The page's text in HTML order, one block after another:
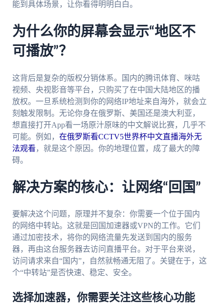
能到具体场景，让你看得明明白白。
为什么你的屏幕会显示“地区不
可播放”？
这背后是复杂的版权分销体系。国内的腾讯体育、咪咕
视频、央视影音等平台，只购买了在中国大陆地区的播
放权。一旦系统检测到你的网络IP地址来自海外，就会立
刻触发限制。无论你身在俄罗斯、美国还是澳大利亚，
想直接打开App看一场原汁原味的中文解说比赛，几乎不
可能。例如， 在俄罗斯看CCTV5世界杯中文直播海外无
法观看 ，就是这个原因。你的地理位置，成了最大的障
碍。
解决方案的核心：让网络“回国”
要解决这个问题，原理并不复杂：你需要一个位于国内
的网络中转站。这就是回国加速器或VPN的工作。它们
通过加密技术，将你的网络流量先发送到国内的服务
器，再由这台服务器去访问直播平台。对于平台来说，
访问请求来自“国内”，自然就畅通无阻了。关键在于，这
个“中转站”是否快速、稳定、安全。
选择加速器，你需要关注这些核心功能